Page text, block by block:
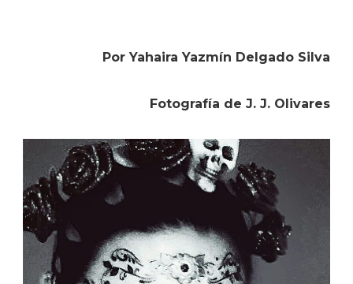
Por Yahaira Yazmín Delgado Silva
Fotografía de J. J. Olivares